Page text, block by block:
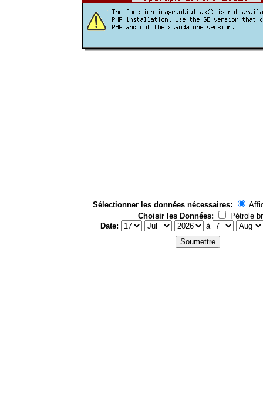
Sélectionner les données nécessaires:
Choisir les Données:
Pétrole
Date:
à